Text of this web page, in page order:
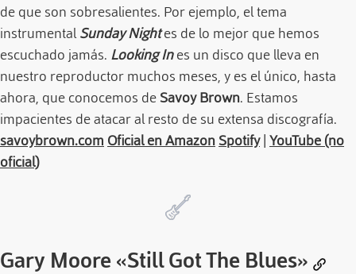
de que son sobresalientes. Por ejemplo, el tema
instrumentalSunday Nightes de lo mejor que hemos
escuchado jamás. Looking Ines un disco que lleva en
nuestro reproductor muchos meses, y es el único, hasta
ahora, que conocemos deSavoy Brown. Estamos
impacientes de atacar al resto de su extensa discografía.
savoybrown.com Oficial en AmazonSpotify| YouTube (no
oficial)
Gary Moore «Still Got The Blues»